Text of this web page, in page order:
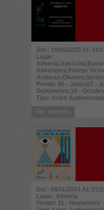
Del : 16/06/2025 Al: 31/
Lugar:
Almanzora;Fuente
Perido: 06 - Junio;07 -
Septiembre;10 - Octubre
Tipo: Artes
Del : 08/11/2024 Al: 21/
Lugar: Almería
Perido: 11 - Noviembre